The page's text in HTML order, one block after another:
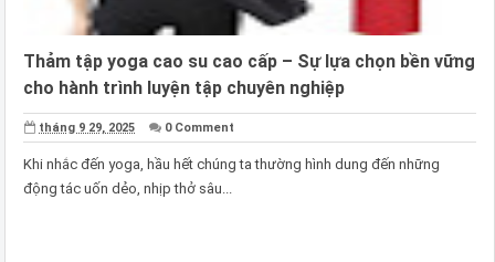
Thảm tập yoga cao su cao cấp – Sự lựa chọn bền vững
cho hành trình luyện tập chuyên nghiệp
tháng 9 29, 2025 0 Comment
Khi nhắc đến yoga, hầu hết chúng ta thường hình dung đến những
động tác uốn dẻo, nhịp thở sâu...